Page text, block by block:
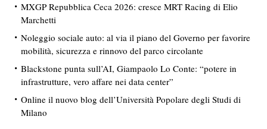
MXGP Repubblica Ceca 2026: cresce MRT Racing di Elio
Marchetti
Noleggio sociale auto: al via il piano del Governo per favorire
mobilità, sicurezza e rinnovo del parco circolante
Blackstone punta sull’AI, Giampaolo Lo Conte: “potere in
infrastrutture, vero affare nei data center”
Online il nuovo blog dell’Università Popolare degli Studi di
Milano